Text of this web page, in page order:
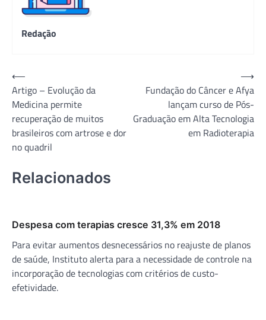
Redação
Navegação
de
Post
⟵
Artigo – Evolução da
Medicina permite
recuperação de muitos
brasileiros com artrose e dor
no quadril
Fundação do Câncer e Afya
lançam curso de Pós-
Graduação em Alta Tecnologia
em Radioterapia
⟶
Relacionados
Despesa com terapias cresce 31,3% em 2018
Para evitar aumentos desnecessários no reajuste de planos
de saúde, Instituto alerta para a necessidade de controle na
incorporação de tecnologias com critérios de custo-
efetividade.